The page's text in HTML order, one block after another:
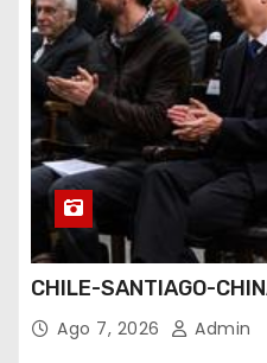
CHILE-SANTIAGO-
Ago 7, 2026 Admin